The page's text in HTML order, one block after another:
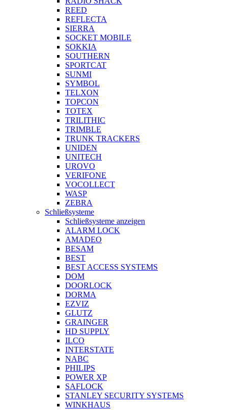
REED
REFLECTA
SIERRA
SOCKET MOBILE
SOKKIA
SOUTHERN
SPORTCAT
SUNMI
SYMBOL
TELXON
TOPCON
TOTEX
TRILITHIC
TRIMBLE
TRUNK TRACKERS
UNIDEN
UNITECH
UROVO
VERIFONE
VOCOLLECT
WASP
ZEBRA
Schließsysteme
Schließsysteme anzeigen
ALARM LOCK
AMADEO
BESAM
BEST
BEST ACCESS SYSTEMS
DOM
DOORLOCK
DORMA
EZVIZ
GLUTZ
GRAINGER
HD SUPPLY
ILCO
INTERSTATE
NABC
PHILIPS
POWER XP
SAFLOCK
STANLEY SECURITY SYSTEMS
WINKHAUS